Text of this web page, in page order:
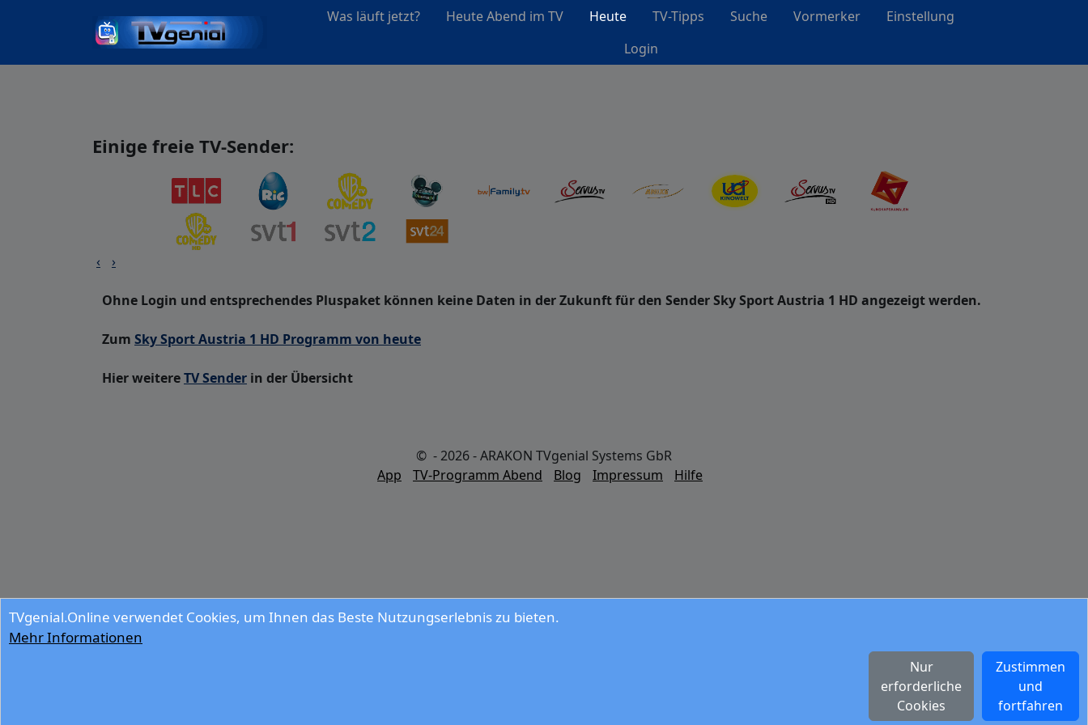
Was läuft jetzt? Heute Abend im TV Heute TV-Tipps Suche Vormerker
Einstellung
Login
TVgenial.Online verwendet Cookies, um Ihnen das Beste Nutzungserlebnis zu bieten.
Mehr Informationen
Zustimmen
und
fortfahren
Nur
erforderliche
Cookies
Einige freie TV-Sender:
‹ ›
Ohne Login und entsprechendes Pluspaket können keine Daten in der Zukunft für den Sender Sky Sport Austria 1 HD angezeigt werden.
Zum Sky Sport Austria 1 HD Programm von heute
Hier weitereTV Sender in der Übersicht
© - 2026 - ARAKON TVgenial Systems GbR
App
TV-Programm Abend Blog Impressum Hilfe